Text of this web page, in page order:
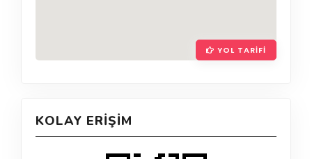
YOL TARIFI
KOLAY ERIŞIM